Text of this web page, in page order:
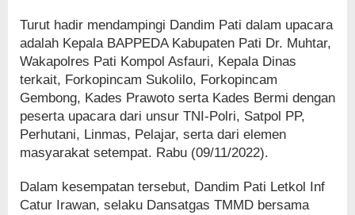
Turut hadir mendampingi Dandim Pati dalam upacara
adalah Kepala BAPPEDA Kabupaten Pati Dr. Muhtar,
Wakapolres Pati Kompol Asfauri, Kepala Dinas
terkait, Forkopincam Sukolilo, Forkopincam
Gembong, Kades Prawoto serta Kades Bermi dengan
peserta upacara dari unsur TNI-Polri, Satpol PP,
Perhutani, Linmas, Pelajar, serta dari elemen
masyarakat setempat. Rabu (09/11/2022).
Dalam kesempatan tersebut, Dandim Pati Letkol Inf
Catur Irawan, selaku Dansatgas TMMD bersama